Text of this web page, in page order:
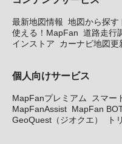
最新地図情報 地図から探す
使える！MapFan 道路走行
インストア
カーナビ地図更
個人向けサービス
MapFanプレミアム
スマー
MapFanAssist MapFan
GeoQuest（ジオクエ）
ト